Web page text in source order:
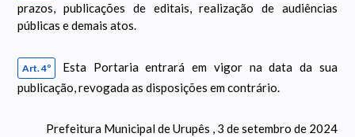
prazos, publicações de editais, realização de audiências
públicas e demais atos.
Art. 4º
Esta Portaria entrará em vigor na data da sua
publicação, revogada as disposições em contrário.
Prefeitura Municipal de Urupês , 3 de setembro de 2024